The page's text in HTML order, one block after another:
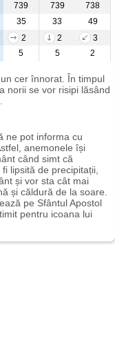
739 739
738
35 33
49
2 2
3
5 5 2
cer înnorat. În timpul
norii se vor risipi lăsând
ne pot informa cu
anemonele își
când simt că
lipsită de precipitații,
și vor sta cât mai
și căldură de la soare.
pe Sfântul Apostol
pentru icoana lui